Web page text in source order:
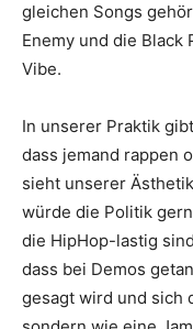
gleichen Songs
Enemy und die Black
Vibe.
In unserer Praktik
dass jemand rappen
sieht unserer
würde die Politik
die HipHop-lastig
dass bei Demos
gesagt wird und sich